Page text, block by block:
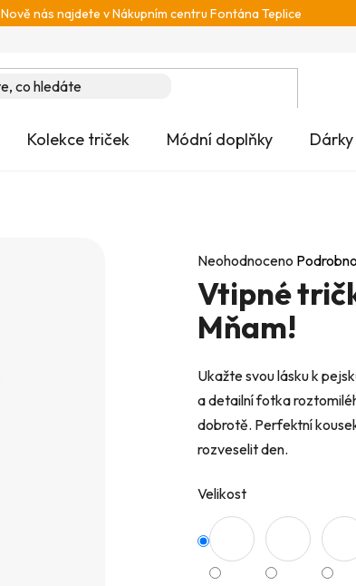
Nově nás najdete v Nákupním centru Fontána Teplice
Kolekce triček Módní doplňky Dárky
Průměrné
hodnocení
produktu
je
z
5
hvězdiček.
Neohodnoceno
Vtipné
Mňam!
Ukažte svou lásku k
a detailní fotka
dobrotě. Perfektní
rozveselit den.
Velikost